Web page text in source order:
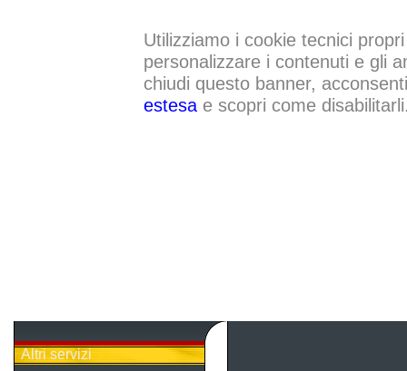
Utilizziamo i cookie tecnici
personalizzare i contenuti e gli
chiudi questo banner,
estesae scopri come
Altri servizi